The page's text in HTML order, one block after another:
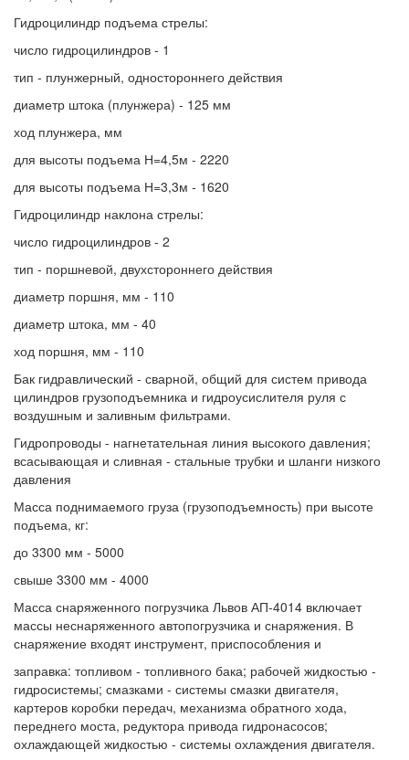
Гидроцилиндр подъема стрелы:
число гидроцилиндров - 1
тип - плунжерный, одностороннего действия
диаметр штока (плунжера) - 125 мм
ход плунжера, мм
для высоты подъема Н=4,5м - 2220
для высоты подъема Н=3,3м - 1620
Гидроцилиндр наклона стрелы:
число гидроцилиндров - 2
тип - поршневой, двухстороннего действия
диаметр поршня, мм - 110
диаметр штока, мм - 40
ход поршня, мм - 110
Бак гидравлический - сварной, общий для систем привода
цилиндров грузоподъемника и гидроусислителя руля с
воздушным и заливным фильтрами.
Гидропроводы - нагнетательная линия высокого давления;
всасывающая и сливная - стальные трубки и шланги низкого
давления
Масса поднимаемого груза (грузоподъемность) при высоте
подъема, кг:
до 3300 мм - 5000
свыше 3300 мм - 4000
Масса снаряженного погрузчика Львов АП-4014 включает
массы неснаряженного автопогрузчика и снаряжения. В
снаряжение входят инструмент, приспособления и
заправка: топливом - топливного бака; рабочей жидкостью -
гидросистемы; смазками - системы смазки двигателя,
картеров коробки передач, механизма обратного хода,
переднего моста, редуктора привода гидронасосов;
охлаждающей жидкостью - системы охлаждения двигателя.